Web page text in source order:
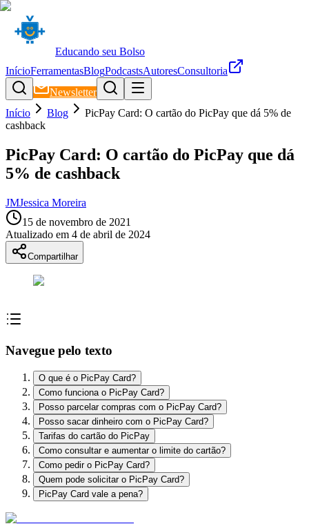
Educando seu Bolso
InícioFerramentasBlogPodcastsAutoresConsultoria
Newsletter
Início
Blog
PicPay Card: O cartão do PicPay que dá 5% de
cashback
PicPay Card: O cartão do PicPay que dá
5% de cashback
JMJessica Moreira
15 de novembro de 2021
Atualizado em 4 de abril de 2024
Compartilhar
Navegue pelo texto
O que é o PicPay Card?
Como funciona o PicPay Card?
Posso parcelar compras com o PicPay Card?
Posso sacar dinheiro com o PicPay Card?
Tarifas do cartão do PicPay
Como consultar e aumentar o limite do cartão?
Como pedir o PicPay Card?
Quem pode solicitar o PicPay Card?
PicPay Card vale a pena?